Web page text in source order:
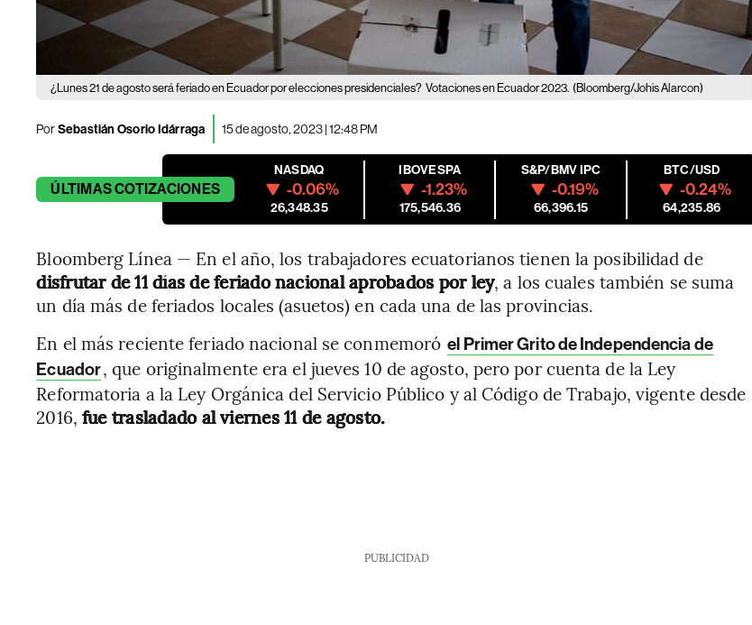
¿Lunes 21 de agosto será feriado en Ecuador por elecciones presidenciales? Votaciones en Ecuador 2023. (Bloomberg/Johis Alarcon)
PorSebastián Osorio Idárraga 15 de agosto, 2023 | 12:48 PM
ÚLTIMASCOTIZACIONES
NASDAQ
-0.06%
26,348.35
IBOVESPA
-1.23%
175,546.36
S&P/BMV IPC
-0.19%
66,396.15
BTC/USD
-0.24%
64,235.86
Bloomberg Línea — En el año, los trabajadores ecuatorianos tienen la posibilidad de
disfrutar de 11 días de feriado nacional aprobados por ley, a los cuales también se suma
un día más de feriados locales (asuetos) en cada una de las provincias.
En el más reciente feriado nacional se conmemoró el Primer Grito de Independencia de
Ecuador, que originalmente era el jueves 10 de agosto, pero por cuenta de la Ley
Reformatoria a la Ley Orgánica del Servicio Público y al Código de Trabajo, vigente desde
2016, fue trasladado al viernes 11 de agosto.
PUBLICIDAD